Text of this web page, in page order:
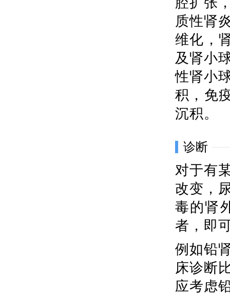
质性肾
维化，
及肾小
性肾小
积，免
沉积。
诊断
对于有
改变，
毒的肾
者，即
例如铅
床诊断
应考虑